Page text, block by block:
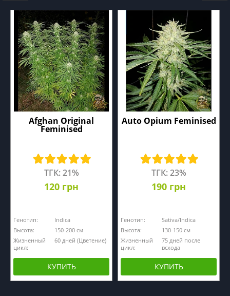
Afghan Original
Feminised
ТГК: 21%
120 грн
Генотип:
Indica
Высота:
150-200 см
Жизненный
цикл:
60 дней (Цветение)
КУПИТЬ
Auto Opium Feminised
ТГК: 23%
190 грн
Генотип:
Sativa/Indica
Высота:
130-150 см
Жизненный
цикл:
75 дней после
всхода
КУПИТЬ